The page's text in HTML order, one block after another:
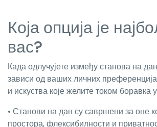
Која опција је
вас?
Када одлучујете између станова на
зависи од ваших личних
и искуства које желите током боравка
• Станови на дан су савршени за оне
простора, флексибилности и